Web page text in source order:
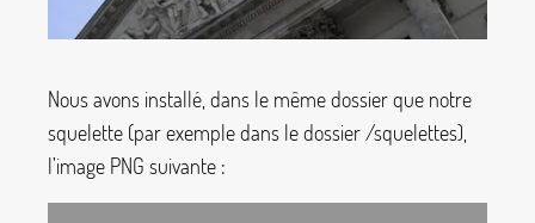
Nous avons installé, dans le même dossier que notre
squelette (par exemple dans le dossier/squelettes),
l’image PNG suivante :